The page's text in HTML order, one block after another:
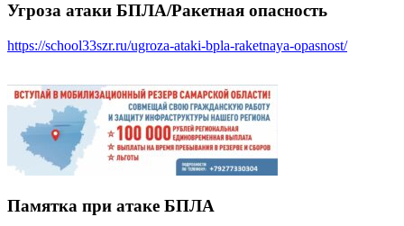
Угроза атаки БПЛА/Ракетная опасность
https://school33szr.ru/ugroza-ataki-bpla-raketnaya-opasnost/
Памятка при атаке БПЛА